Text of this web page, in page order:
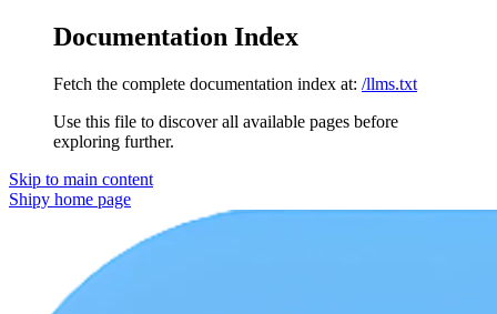
Documentation Index
Fetch the complete documentation index at: /llms.txt
Use this file to discover all available pages before
exploring further.
Skip to main content
Shipy home page